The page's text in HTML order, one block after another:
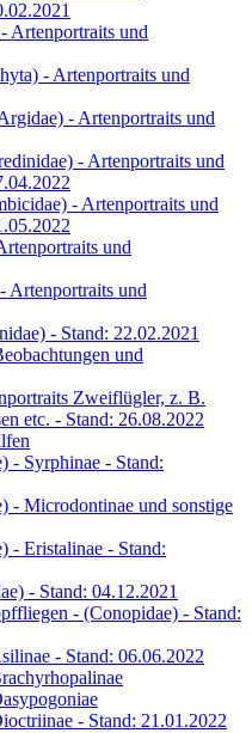
Artenportraits und
- Artenportraits und
- Artenportraits und
- Artenportraits und
- Artenportraits und
und
Artenportraits und
- Stand: 22.02.2021
und
Zweiflügler, z. B.
etc. - Stand: 26.08.2022
- Syrphinae - Stand:
- Microdontinae und sonstige
- Eristalinae - Stand:
- Stand: 04.12.2021
- (Conopidae) - Stand:
- Stand: 06.06.2022
- Stand: 21.01.2022